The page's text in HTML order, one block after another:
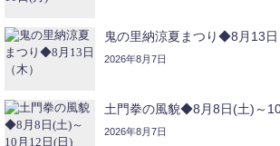
鬼の里納涼夏まつり◆8月13日
2026年8月7日
土門拳の風貌◆8月8日(土)～
2026年8月7日